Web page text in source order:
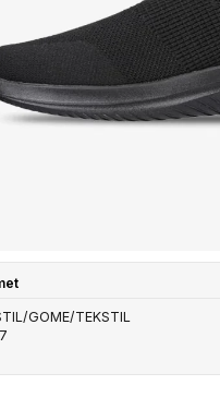
GOME/TEKSTIL